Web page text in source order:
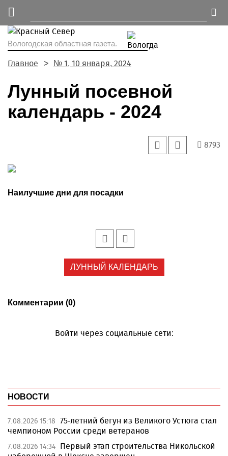
Вологодская областная газета.
Главное № 1, 10 января, 2024
Лунный посевной
календарь - 2024
8793
Наилучшие дни для посадки
ЛУННЫЙ КАЛЕНДАРЬ
Комментарии (0)
Войти через социальные сети:
НОВОСТИ
7.08.2026 15:18 75-летний бегун из Великого Устюга стал
чемпионом России среди ветеранов
7.08.2026 14:34 Первый этап строительства Никольской